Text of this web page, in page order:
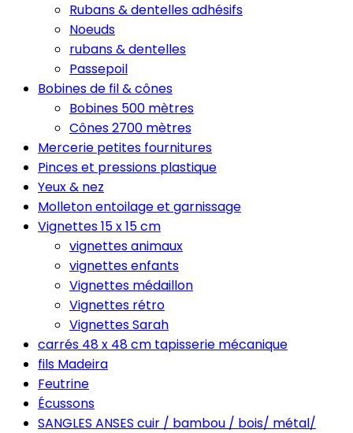
Rubans & dentelles adhésifs
Noeuds
rubans & dentelles
Passepoil
Bobines de fil & cônes
Bobines 500 mètres
Cônes 2700 mètres
Mercerie petites fournitures
Pinces et pressions plastique
Yeux & nez
Molleton entoilage et garnissage
Vignettes 15 x 15 cm
vignettes animaux
vignettes enfants
Vignettes médaillon
Vignettes rétro
Vignettes Sarah
carrés 48 x 48 cm tapisserie mécanique
fils Madeira
Feutrine
Écussons
SANGLES ANSES cuir / bambou / bois/ métal/